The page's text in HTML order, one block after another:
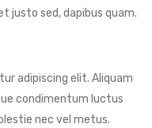
justo sed, dapibus quam.
adipiscing elit. Aliquam
condimentum luctus
nec vel metus.